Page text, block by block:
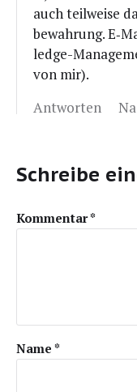
auch teil­wei­se
be­wah­rung.
ledge-
von mir).
Antworten
Schreibe
Kommentar*
Name *